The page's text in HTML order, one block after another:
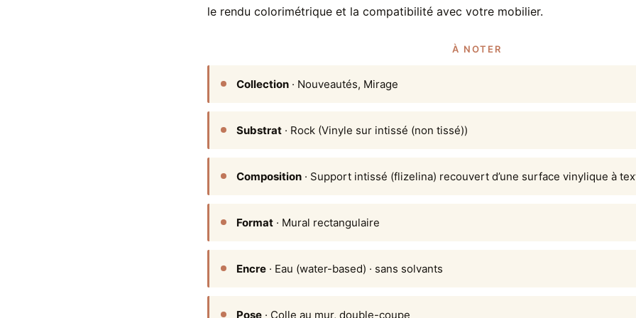
le rendu colorimétrique et la compatibilité avec votre mobilier.
À NOTER
Collection · Nouveautés, Mirage
Substrat · Rock (Vinyle sur intissé (non tissé))
Composition · Support intissé (flizelina) recouvert d’une surface vinylique à
Format · Mural rectangulaire
Encre · Eau (water-based) · sans solvants
Pose · Colle au mur, double-coupe